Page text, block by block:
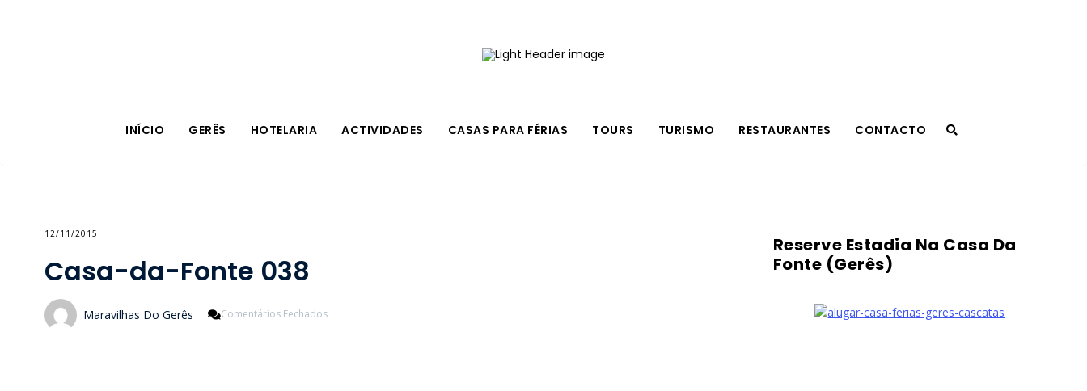
INÍCIO GERÊS HOTELARIA ACTIVIDADES CASAS PARA FÉRIAS TOURS TURISMO RESTAURANTES CONTACTO
12/11/2015
Casa-da-Fonte 038
Maravilhas Do Gerês Comentários Fechados
Casa-
Reserve Estadia Na Casa Da
Fonte (Gerês)